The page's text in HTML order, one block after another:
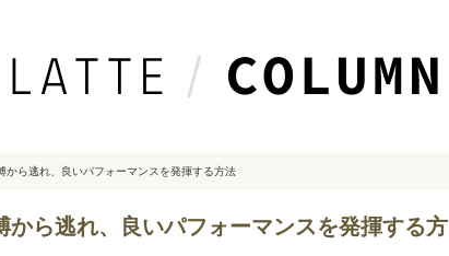
から逃れ、良いパフォーマンスを発揮する方法
から逃れ、良いパフォーマンスを発揮する方